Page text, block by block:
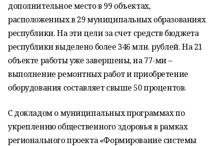
дополнительное место в 99 объектах,
расположенных в 29 муниципальных образованиях
республики. На эти цели за счет средств бюджета
республики выделено более 346 млн. рублей. На 21
объекте работы уже завершены, на 77-ми –
выполнение ремонтных работ и приобретение
оборудования составляет свыше 50 процентов.
С докладом о муниципальных программах по
укреплению общественного здоровья в рамках
регионального проекта «Формирование системы